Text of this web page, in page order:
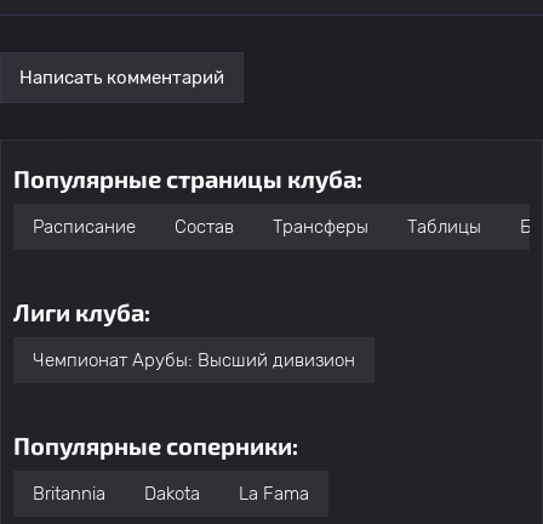
Написать комментарий
Популярные страницы клуба:
Расписание Состав Трансферы Таблицы
Лиги клуба:
Чемпионат Арубы: Высший дивизион
Популярные соперники:
Britannia Dakota La Fama